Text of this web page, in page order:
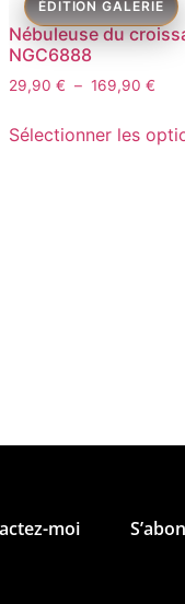
Nébuleuse du
NGC6888
29,90 € – 169,90 €
Sélectionner les
moi